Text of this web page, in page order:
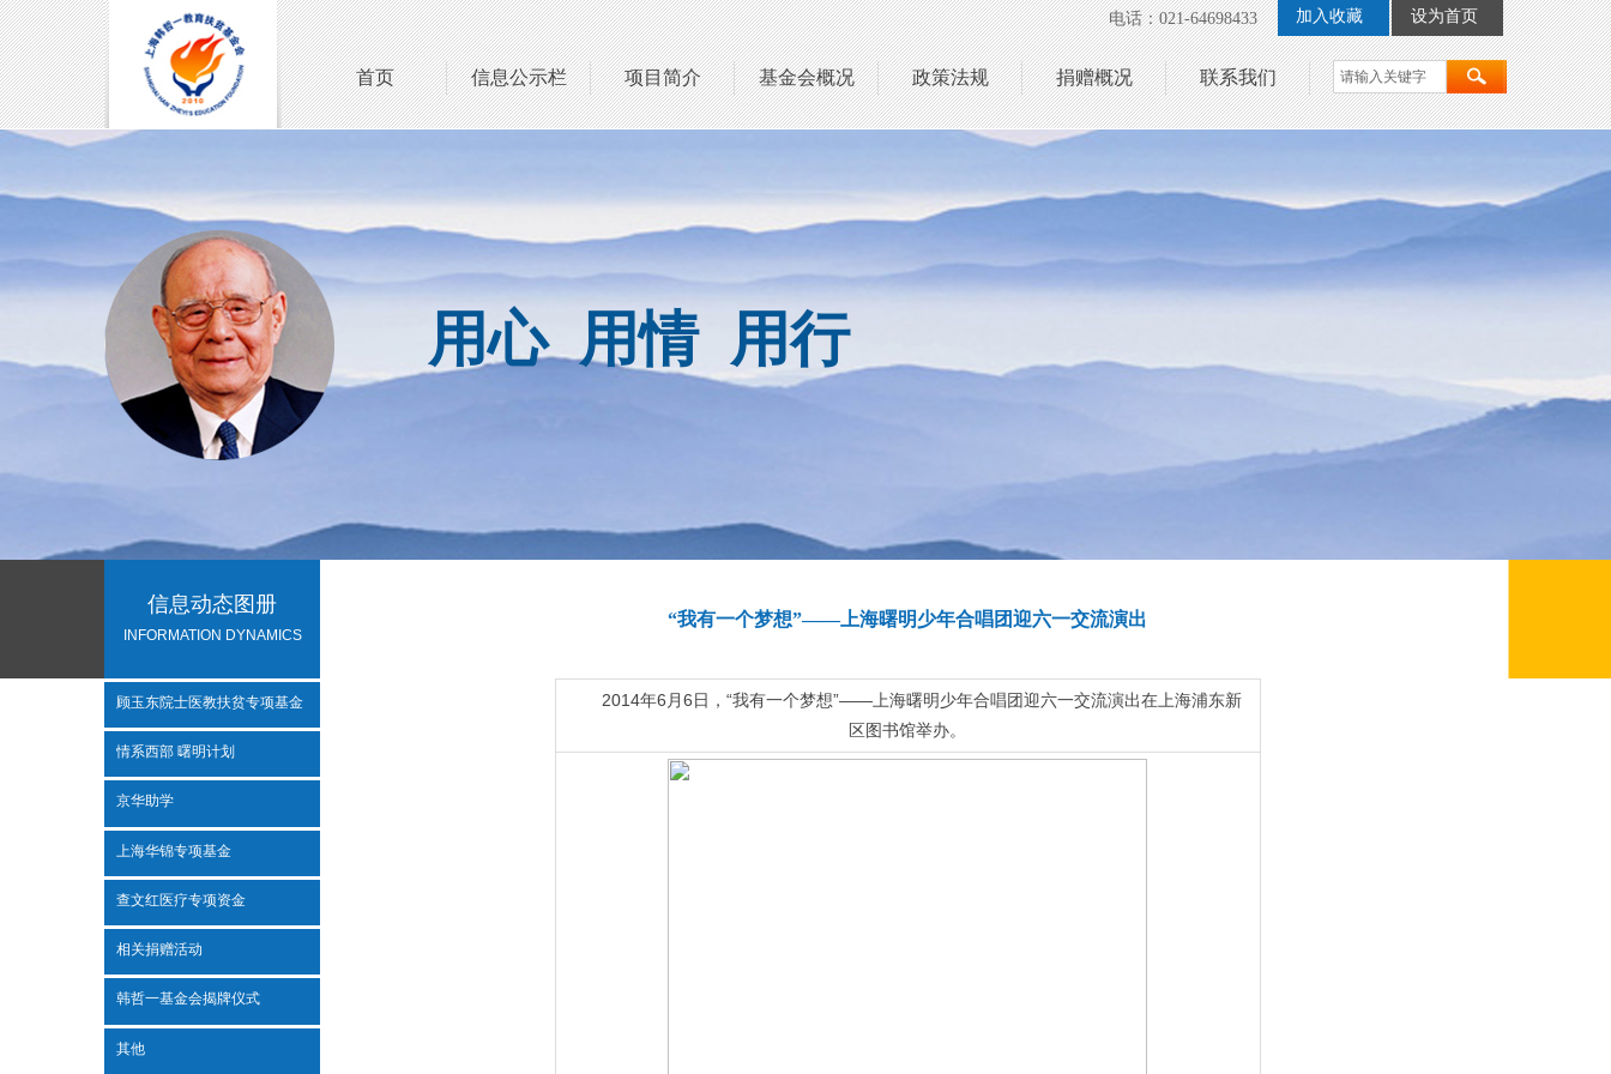
电话：021-64698433 设为首页
加入收藏
首页 信息公示栏 项目简介 基金会概况 政策法规 捐赠概况 联系我们
用心 用情 用行
INFORMATION DYNAMICS
信息动态 图册
“我有一个梦想”——上海曙明少年合唱团迎六一交流演出
2014年6月6日，“我有一个梦想”——上海曙明少年合唱团迎六一交流演出在上海浦东新
区图书馆举办。
顾玉东院士医教扶贫专项基金
情系西部 曙明计划
京华助学
上海华锦专项基金
查文红医疗专项资金
相关捐赠活动
韩哲一基金会揭牌仪式
其他